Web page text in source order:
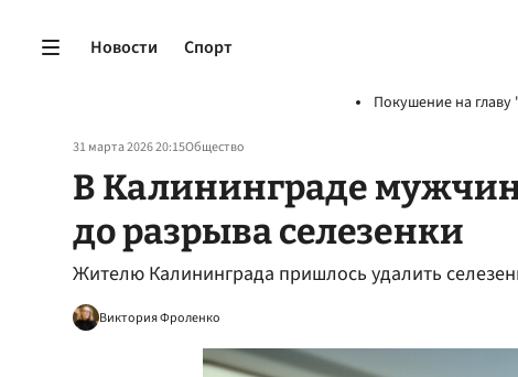
Новости Спорт
Покушение на
31 марта 2026 20:15Общество
В Калининграде
до разрыва селезенки
Жителю Калининграда пришлось удалить
Виктория Фроленко